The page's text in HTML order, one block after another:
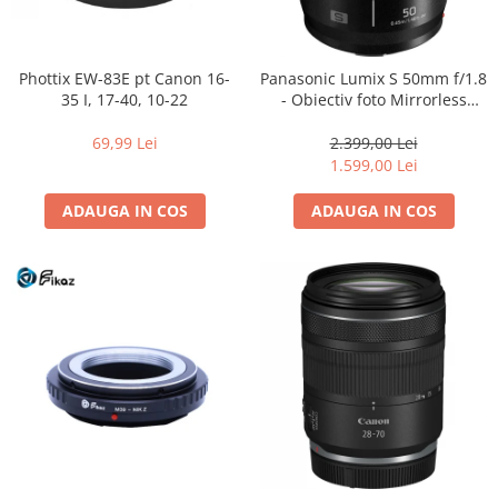
Phottix EW-83E pt Canon 16-
35 I, 17-40, 10-22
69,99 Lei
ADAUGA IN COS
Panasonic Lumix S 50mm f/1.8
- Obiectiv foto Mirrorless
2.399,00 Lei
1.599,00 Lei
ADAUGA IN COS